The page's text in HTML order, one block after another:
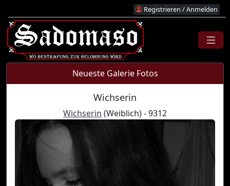
Registrieren / Anmelden
Neueste Galerie Fotos
Wichserin
Wichserin (Weiblich) - 9312